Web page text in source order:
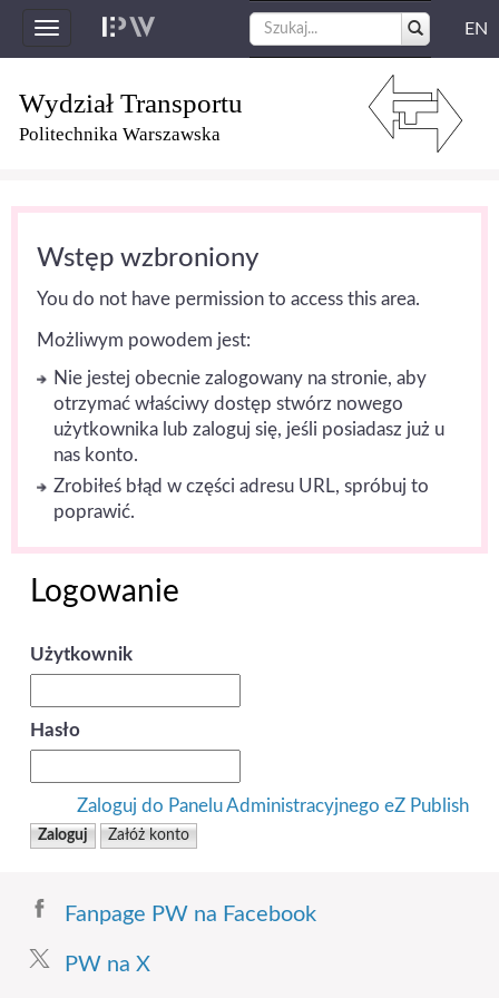
Toggle
navigation
EN
Wydział Transportu
Politechnika Warszawska
Wstęp wzbroniony
You do not have permission to access this area.
Możliwym powodem jest:
Nie jestej obecnie zalogowany na stronie, aby
otrzymać właściwy dostęp stwórz nowego
użytkownika lub zaloguj się, jeśli posiadasz już u
nas konto.
Zrobiłeś błąd w części adresu URL, spróbuj to
poprawić.
Logowanie
Użytkownik
Hasło
Zaloguj do Panelu Administracyjnego eZ Publish
Fanpage PW na Facebook
PW na X